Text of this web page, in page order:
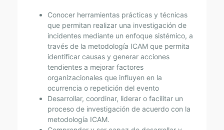
Conocer herramientas prácticas y técnicas
que permitan realizar una investigación de
incidentes mediante un enfoque sistémico, a
través de la metodología ICAM que permita
identificar causas y generar acciones
tendientes a mejorar factores
organizacionales que influyen en la
ocurrencia o repetición del evento
Desarrollar, coordinar, liderar o facilitar un
proceso de investigación de acuerdo con la
metodología ICAM.